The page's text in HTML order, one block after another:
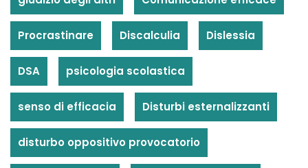
Procrastinare Discalculia Dislessia
DSA psicologia scolastica
senso di efficacia Disturbi esternalizzanti
disturbo oppositivo provocatorio